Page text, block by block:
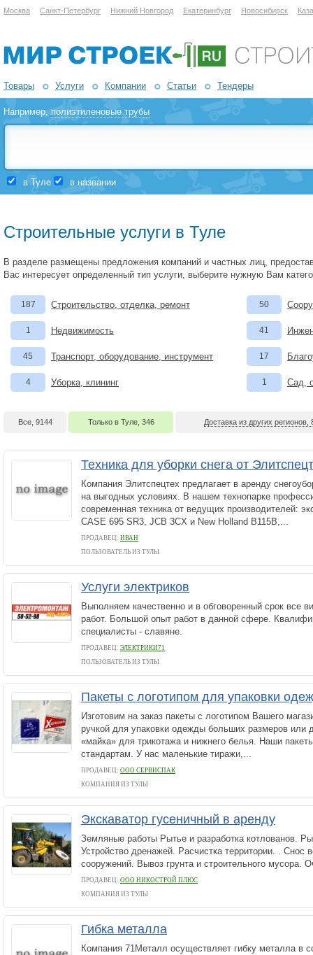
Москва Санкт-Петербург Нижний Новгород Екатеринбург Новосибирск
Товары Услуги Компании Статьи Тендеры
Например,полиэтиленовые трубы
в Туле в названии
Строительные услуги в Туле
В разделе размещены предложения компаний и частных лиц,
Вас интересует определенный тип услуги, выберите нужную Вам
187 Строительство, отделка, ремонт
1 Недвижимость
45 Транспорт, оборудование, инструмент
4 Уборка, клининг
50
41
17
1 Сад,
Все, 9144 Только в Туле, 346 Доставка из других регионов,
Техника для уборки снега от
Компания Элитспецтех предлагает в аренду
на выгодных условиях. В нашем технопарке
современная техника от ведущих производителей:
CASE 695 SR3, JCB 3CX и New Holland B115B,...
ПРОДАВЕЦ: ИВАН
ПОЛЬЗОВАТЕЛЬ ИЗ ТУЛЫ
Услуги электриков
Выполняем качественно и в обговоренный срок все
работ. Большой опыт работ в данной сфере.
специалисты - славяне.
ПРОДАВЕЦ: ЭЛЕКТРИКИ71
ПОЛЬЗОВАТЕЛЬ ИЗ ТУЛЫ
Пакеты с логотипом для упаковки
Изготовим на заказ пакеты с логотипом Вашего
ручкой для упаковки одежды больших размеров или
«майка» для трикотажа и нижнего белья. Наши
стандартам. У нас маленькие тиражи,...
ПРОДАВЕЦ: ООО СЕРВИСПАК
КОМПАНИЯ ИЗ ТУЛЫ
Экскаватор гусеничный в аренду
Земляные работы Рытье и разработка котлованов.
Устройство дренажей. Расчистка территории. . Снос
сооружений. Вывоз грунта и строительного мусора.
ПРОДАВЕЦ: ООО НИКОСТРОЙ ПЛЮС
КОМПАНИЯ ИЗ ТУЛЫ
Гибка металла
Компания 71Металл осуществляет гибку металла в